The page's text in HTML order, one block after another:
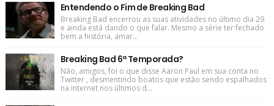
Entendendo o Fim de Breaking Bad
Breaking Bad encerrou as suas atividades no último dia 29
e ainda está dando o que falar. Mesmo a série ter fechado
bem a história, amar...
Breaking Bad 6ª Temporada?
Não, amigos, foi o que disse Aaron Paul em sua conta no
Twitter , desmentindo boatos que estão sendo espalhados
na internet nos últimos d...